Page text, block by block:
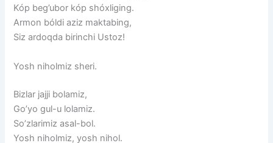
Kóp beg’ubor kóp shóxliging.
Armon bóldi aziz maktabing,
Siz ardoqda birinchi Ustoz!
Yosh niholmiz sheri.
Bizlar jajji bolamiz,
Goʼyo gul-u lolamiz.
Soʼzlarimiz asal-bol.
Yosh niholmiz, yosh nihol.